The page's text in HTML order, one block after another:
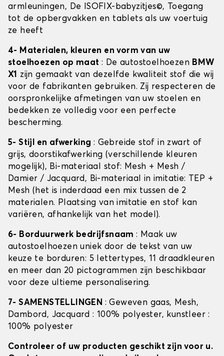
armleuningen, De ISOFIX-babyzitjes©, Toegang
tot de opbergvakken en tablets als uw voertuig
ze heeft
4- Materialen, kleuren en vorm van uw
stoelhoezen op maat : De autostoelhoezen BMW
X1 zijn gemaakt van dezelfde kwaliteit stof die wij
voor de fabrikanten gebruiken. Zij respecteren de
oorspronkelijke afmetingen van uw stoelen en
bedekken ze volledig voor een perfecte
bescherming.
5- Stijl en afwerking : Gebreide stof in zwart of
grijs, doorstikafwerking (verschillende kleuren
mogelijk), Bi-materiaal stof: Mesh + Mesh /
Damier / Jacquard, Bi-materiaal in imitatie: TEP +
Mesh (het is inderdaad een mix tussen de 2
materialen. Plaatsing van imitatie en stof kan
variëren, afhankelijk van het model).
6- Borduurwerk bedrijfsnaam: Maak uw
autostoelhoezen uniek door de tekst van uw
keuze te borduren: 5 lettertypes, 11 draadkleuren
en meer dan 20 pictogrammen zijn beschikbaar
voor deze ultieme personalisering.
7- SAMENSTELLINGEN : Geweven gaas, Mesh,
Dambord, Jacquard : 100% polyester, kunstleer :
100% polyester
Controleer of uw producten geschikt zijn voor u.